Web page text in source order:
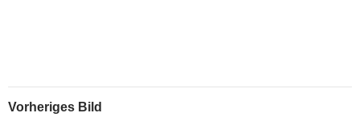
Vorheriges Bild